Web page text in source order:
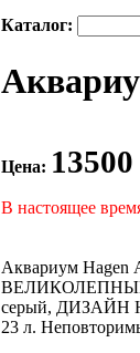
Каталог:
Цена:
В настоящее
Аквариум Hagen
серый, ДИЗАЙН
23 л.